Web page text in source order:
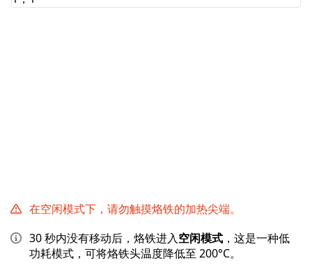
在空闲模式下，请勿触摸烙铁的加热尖端。
30 秒内没有移动后，烙铁进入空闲模式 ，这是一种低
功耗模式，可将烙铁头温度降低至 200°C。